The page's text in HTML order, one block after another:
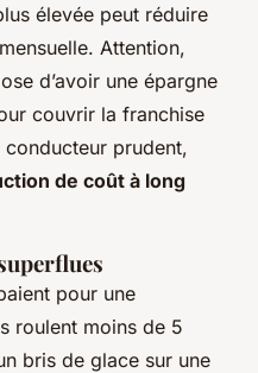
élevée peut réduire
Attention,
d’avoir une épargne
couvrir la franchise
prudent,
de coût à long
pour une
roulent moins de 5
bris de glace sur une